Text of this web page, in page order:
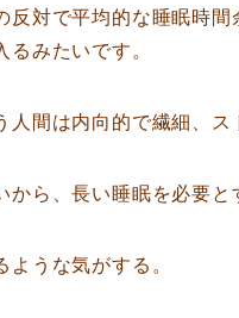
反対で平均的な睡眠時
みたいです。
間は内向的で繊細、ス
ら、長い睡眠を必要と
うな気がする。